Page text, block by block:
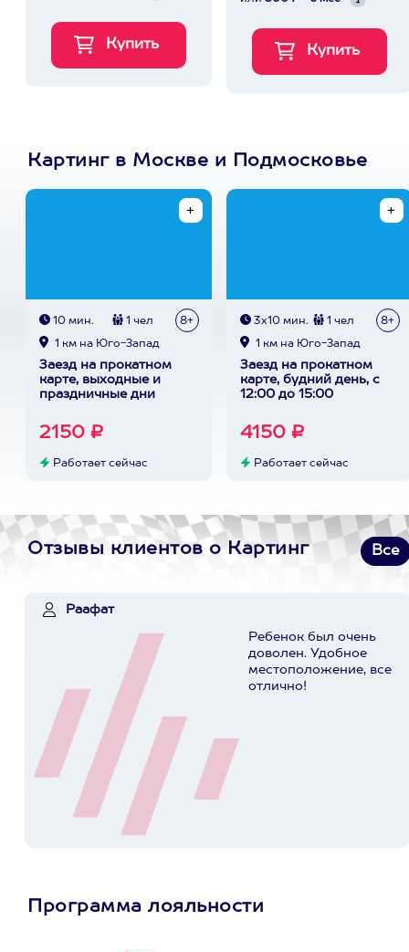
Картинг в Москве и Подмосковье
10 мин. 1 чел 8+
1 км на Юго-Запад
Заезд на прокатном
карте, выходные и
праздничные дни
2150 ₽
Работает сейчас
3х10 мин. 1 чел 8+
1 км на Юго-Запад
Заезд на прокатном
карте, будний день, с
12:00 до 15:00
4150 ₽
Работает сейчас
Отзывы клиентов о Картинг Все
Раафат
Ребенок был очень
доволен. Удобное
местоположение, все
отлично!
Программа лояльности